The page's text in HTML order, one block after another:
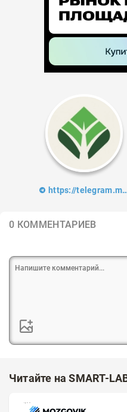
https://
0 КОММЕНТАРИЕВ
Читайте на SMART-